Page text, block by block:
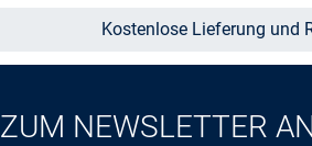
Kostenlose Lieferung und
ZUM NEWSLETTER